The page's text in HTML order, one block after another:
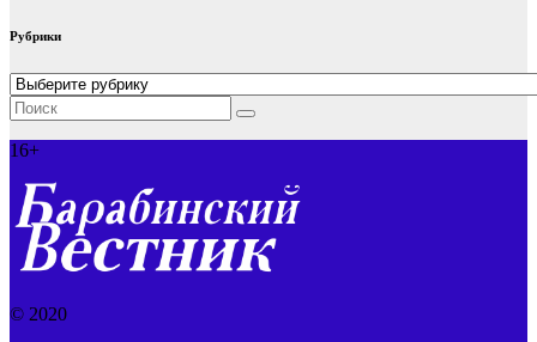
Рубрики
Рубрики
16+
© 2020